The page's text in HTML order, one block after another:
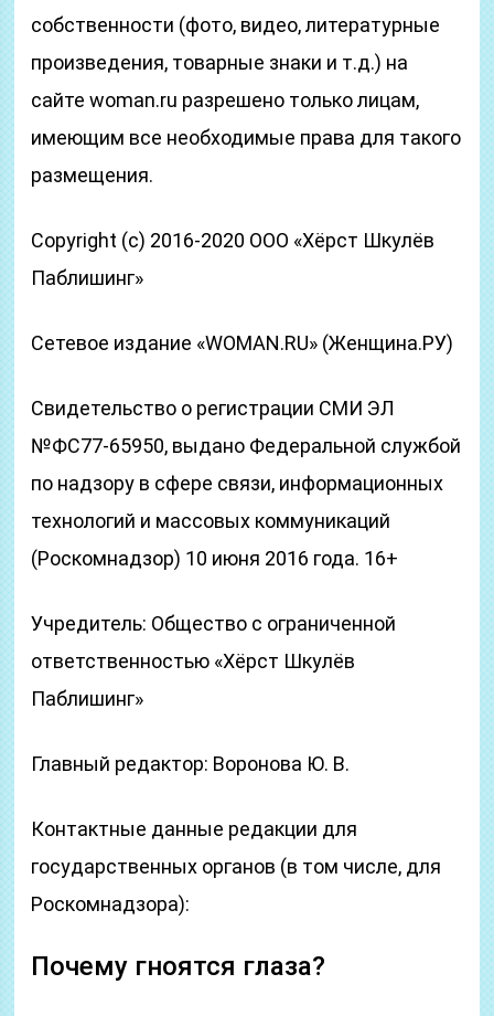
собственности (фото, видео, литературные
произведения, товарные знаки и т.д.) на
сайте woman.ru разрешено только лицам,
имеющим все необходимые права для такого
размещения.
Copyright (с) 2016-2020 ООО «Хёрст Шкулёв
Паблишинг»
Сетевое издание «WOMAN.RU» (Женщина.РУ)
Свидетельство о регистрации СМИ ЭЛ
№ФС77-65950, выдано Федеральной службой
по надзору в сфере связи, информационных
технологий и массовых коммуникаций
(Роскомнадзор) 10 июня 2016 года. 16+
Учредитель: Общество с ограниченной
ответственностью «Хёрст Шкулёв
Паблишинг»
Главный редактор: Воронова Ю. В.
Контактные данные редакции для
государственных органов (в том числе, для
Роскомнадзора):
Почему гноятся глаза?